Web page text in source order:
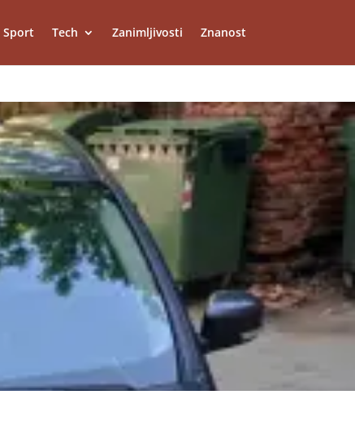
Sport Tech Zanimljivosti Znanost